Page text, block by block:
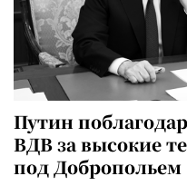
Путин
ВДВ за высокие
под Добропольем